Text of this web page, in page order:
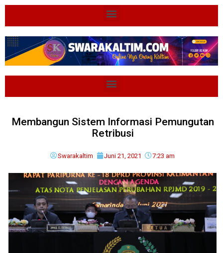
Membangun Sistem Informasi Pemungutan
Retribusi
Swarakaltim Juni 21, 2021 7:23 am